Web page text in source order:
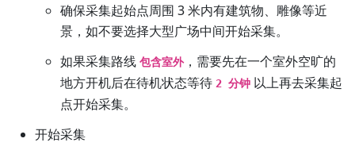
确保采集起始点周围 3 米内有建筑物、雕像等近
景，如不要选择大型广场中间开始采集。
如果采集路线 包含室外，需要先在一个室外空旷的
地方开机后在待机状态等待 2 分钟 以上再去采集起
点开始采集。
开始采集